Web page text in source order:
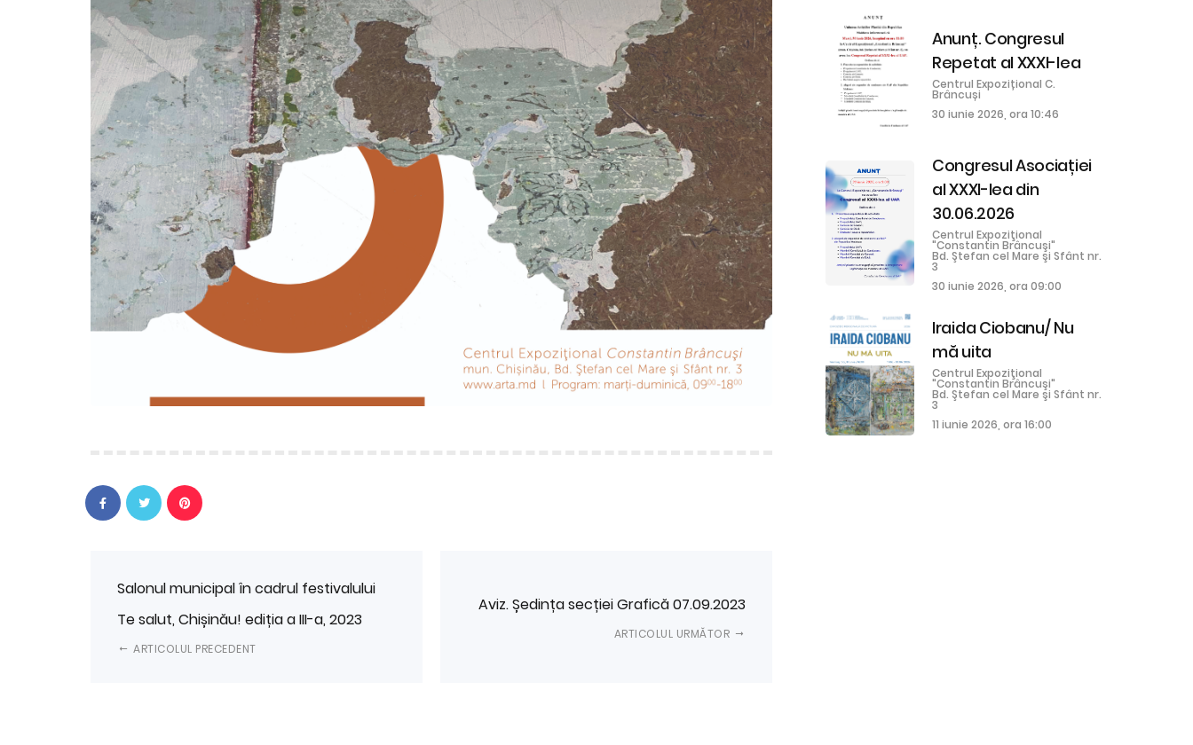
Salonul municipal în cadrul festivalului
Te salut, Chișinău! ediția a III-a, 2023
ARTICOLUL PRECEDENT
Aviz. Ședința secției Grafică 07.09.2023
ARTICOLUL URMĂTOR
Anunț. Congresul
Repetat al XXXI-lea
Centrul Expozițional C.
Brâncuși
30 iunie 2026, ora 10:46
Congresul Asociației
al XXXI-lea din
30.06.2026
Centrul Expoziţional
"Constantin Brâncuşi"
Bd. Ştefan cel Mare şi Sfânt nr.
3
30 iunie 2026, ora 09:00
Iraida Ciobanu/ Nu
mă uita
Centrul Expoziţional
"Constantin Brâncuşi"
Bd. Ştefan cel Mare şi Sfânt nr.
3
11 iunie 2026, ora 16:00